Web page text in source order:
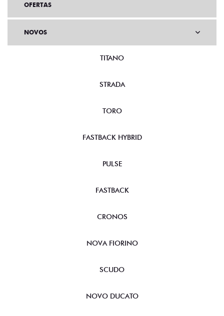
OFERTAS
NOVOS
TITANO
STRADA
TORO
FASTBACK HYBRID
PULSE
FASTBACK
CRONOS
NOVA FIORINO
SCUDO
NOVO DUCATO